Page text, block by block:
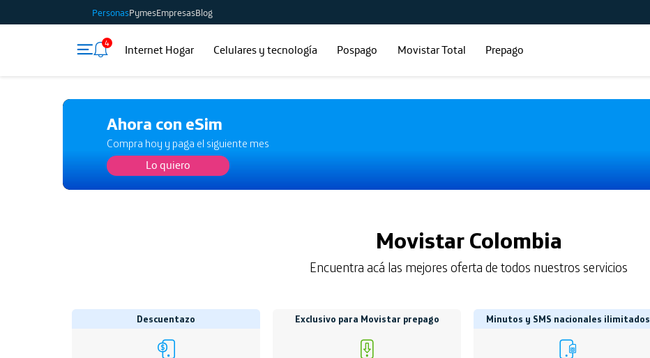
PersonasPymesEmpresasBlog
4 Internet Hogar Celulares y tecnología Pospago Movistar Total Prepago
Ahora con eSim
Compra hoy y paga el siguiente mes
Lo quiero
Movistar Colombia
Encuentra acá las mejores oferta de todos nuestros servicios
Descuentazo Exclusivo para Movistar prepago Minutos y SMS nacionales ilimitados